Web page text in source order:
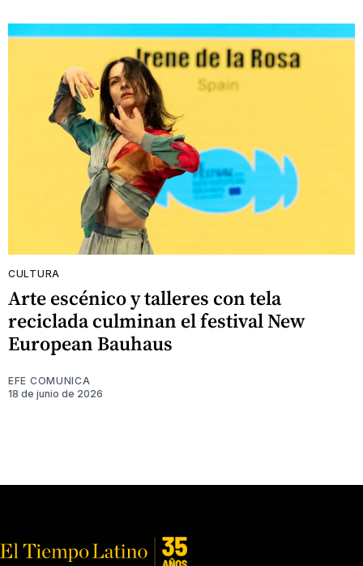
CULTURA
Arte escénico y talleres con tela
reciclada culminan el festival New
European Bauhaus
EFE COMUNICA
18 de junio de 2026